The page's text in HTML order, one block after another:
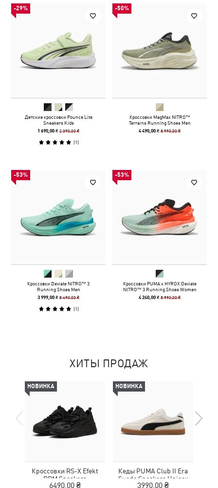
-29%
Детские кроссовки Pounce Lite
Sneakers Kids
1 690,00 ₴2 390,00 ₴
(1)
-50%
Кроссовки MagMax NITRO™
Terrains Running Shoes Men
4 490,00 ₴8 990,00 ₴
-53%
Кроссовки Deviate NITRO™ 3
Running Shoes Men
3 999,00 ₴8 490,00 ₴
(1)
-53%
Кроссовки PUMA x HYROX Deviate
NITRO™ 3 Running Shoes Women
4 240,00 ₴8 990,00 ₴
ХИТЫ ПРОДАЖ
НОВИНКА
Кроссовки RS-X Efekt
PRM Sneakers
6490,00 ₴
НОВИНКА
Кеды PUMA Club II Era
Suede Sneakers Unisex
3990,00 ₴